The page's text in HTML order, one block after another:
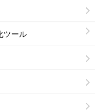
ツール